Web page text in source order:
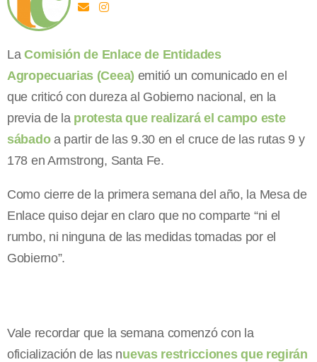
LaComisión de Enlace de Entidades
Agropecuarias (Ceea) emitió un comunicado en el
que criticó con dureza al Gobierno nacional, en la
previa de la protesta que realizará el campo este
sábadoa partir de las 9.30 en el cruce de las rutas 9 y
178 en Armstrong, Santa Fe.
Como cierre de la primera semana del año, la Mesa de
Enlace quiso dejar en claro que no comparte “ni el
rumbo, ni ninguna de las medidas tomadas por el
Gobierno”.
Vale recordar que la semana comenzó con la
oficialización de las nuevas restricciones que regirán